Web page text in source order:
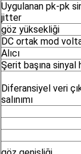
Uygulanan pk-pk
jitter
göz yüksekliği
DC ortak mod
Alıcı
Şerit başına sinyal
Diferansiyel veri
salınımı